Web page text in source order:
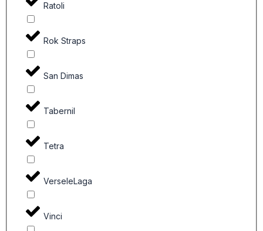
Ratoli
Rok Straps
San Dimas
Tabernil
Tetra
VerseleLaga
Vinci